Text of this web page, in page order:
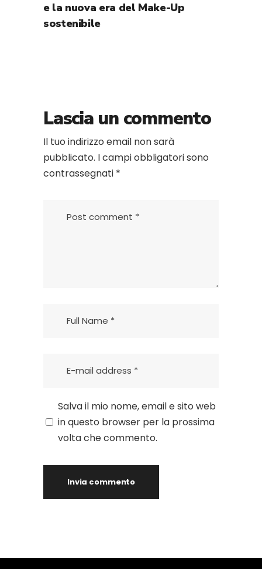
e la nuova era del Make-Up
sostenibile
Lascia un commento
Il tuo indirizzo email non sarà
pubblicato. I campi obbligatori sono
contrassegnati *
Salva il mio nome, email e sito web
in questo browser per la prossima
volta che commento.